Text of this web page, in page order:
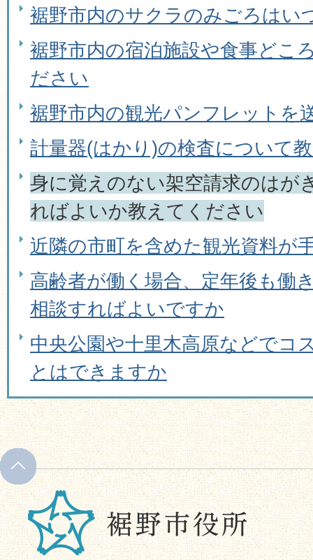
裾野市内のサクラのみごろはい
裾野市内の宿泊施設や食事どこ
ださい
裾野市内の観光パンフレットを
計量器(はかり)の検査について
身に覚えのない架空請求のはが
ればよいか教えてください
近隣の市町を含めた観光資料が
高齢者が働く場合、定年後も働
相談すればよいですか
中央公園や十里木高原などでコ
とはできますか